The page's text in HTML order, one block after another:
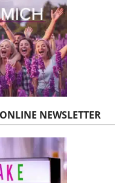
NEWSLETTER